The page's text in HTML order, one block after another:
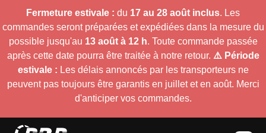
Fermeture estivale : du 17 au 28 août inclus. Les
commandes seront préparées et expédiées dans la mesure du
possible jusqu'au 13 août à 12 h. Toute commande passée
après cette date pourra être traitée à notre retour. ⚠️ Période
estivale : Les délais annoncés par les transporteurs ne
peuvent pas toujours être garantis en juillet et en août. Merci
d'anticiper vos commandes.